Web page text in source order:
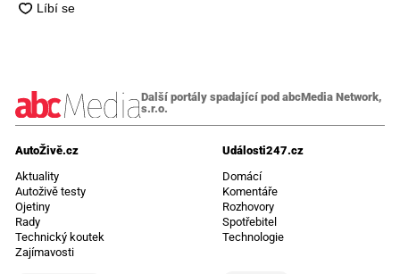
Další portály spadající pod abcMedia Network,
s.r.o.
AutoŽivě.cz
Aktuality
Autoživě testy
Ojetiny
Rady
Technický koutek
Zajímavosti
Události247.cz
Domácí
Komentáře
Rozhovory
Spotřebitel
Technologie